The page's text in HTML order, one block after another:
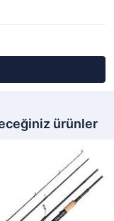
ürünler